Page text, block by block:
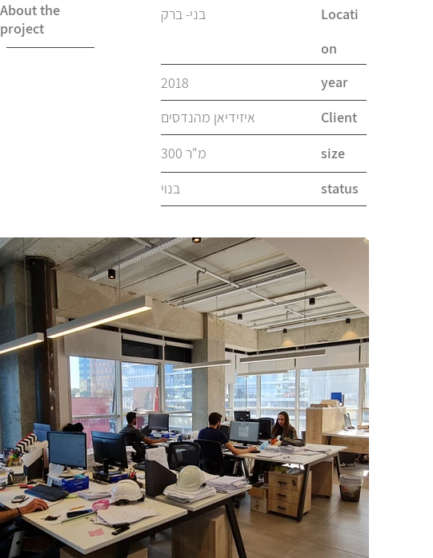
About the
project
בני- ברק
Locati
on
2018
year
איזידיאן מהנדסים
Client
300 מ"ר
size
בנוי
status